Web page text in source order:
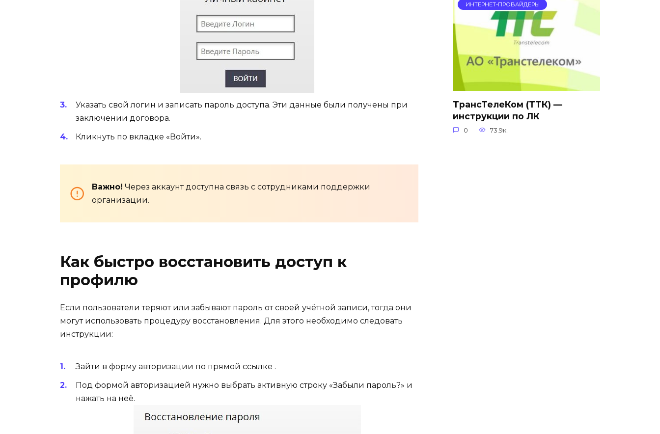
Указать свой логин и записать пароль доступа. Эти данные были получены при
заключении договора.
Кликнуть по вкладке «Войти».
Важно! Через аккаунт доступна связь с сотрудниками поддержки
организации.
Как быстро восстановить доступ к
профилю
Если пользователи теряют или забывают пароль от своей учётной записи, тогда они
могут использовать процедуру восстановления. Для этого необходимо следовать
инструкции:
Зайти в форму авторизации по прямой ссылке .
Под формой авторизацией нужно выбрать активную строку «Забыли пароль?» и
нажать на неё.
ИНТЕРНЕТ-ПРОВАЙДЕРЫ
ТрансТелеКом (ТТК) —
инструкции по ЛК
0 73.9к.